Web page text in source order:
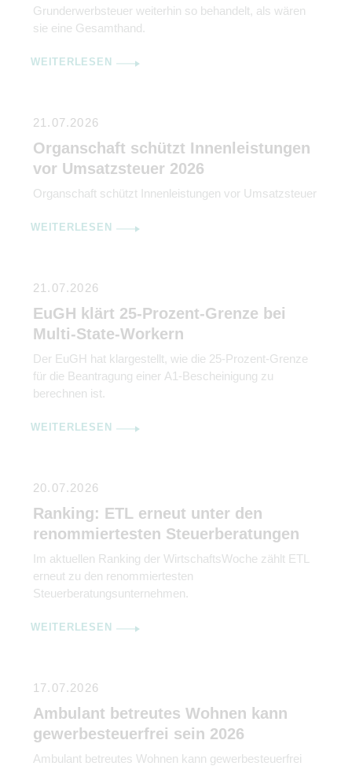
Grunderwerbsteuer weiterhin so behandelt, als wären
sie eine Gesamthand.
WEITERLESEN
21.07.2026
Organschaft schützt Innenleistungen
vor Umsatzsteuer 2026
Organschaft schützt Innenleistungen vor Umsatzsteuer
WEITERLESEN
21.07.2026
EuGH klärt 25-Prozent-Grenze bei
Multi-State-Workern
Der EuGH hat klargestellt, wie die 25-Prozent-Grenze
für die Beantragung einer A1-Bescheinigung zu
berechnen ist.
WEITERLESEN
20.07.2026
Ranking: ETL erneut unter den
renommiertesten Steuerberatungen
Im aktuellen Ranking der WirtschaftsWoche zählt ETL
erneut zu den renommiertesten
Steuerberatungsunternehmen.
WEITERLESEN
17.07.2026
Ambulant betreutes Wohnen kann
gewerbesteuerfrei sein 2026
Ambulant betreutes Wohnen kann gewerbesteuerfrei